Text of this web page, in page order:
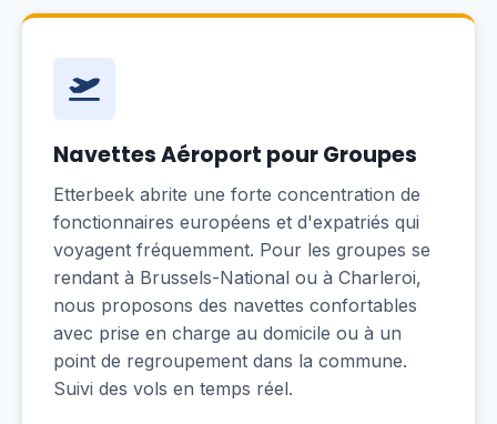
Navettes Aéroport pour Groupes
Etterbeek abrite une forte concentration de
fonctionnaires européens et d'expatriés qui
voyagent fréquemment. Pour les groupes se
rendant à Brussels-National ou à Charleroi,
nous proposons des navettes confortables
avec prise en charge au domicile ou à un
point de regroupement dans la commune.
Suivi des vols en temps réel.